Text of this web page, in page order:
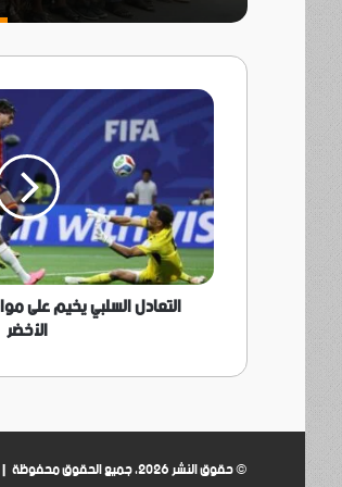
التعادل
السلبي
يخيمعلى
مواجهة
إسبانيا
والرأس
الأخضر
التعادل السلبي يخيم على
الأخضر
© حقوق النشر 2026، جميع الحقوق محفوظة | موقع كريتر نيوز |